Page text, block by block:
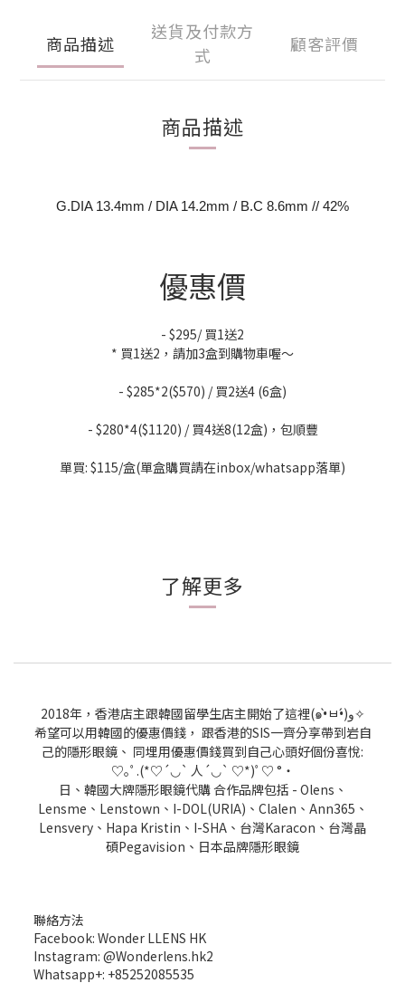
商品描述
送貨及付款方
式
顧客評價
商品描述
G.DIA 13.4mm / DIA 14.2mm / B.C 8.6mm // 42%
優惠價
- $295/ 買1送2
* 買1送2，請加3盒到購物車喔～
- $285*2($570) / 買2送4 (6盒)
- $280*4($1120) / 買4送8(12盒)，包順豐
單買: $115/盒(單盒購買請在inbox/whatsapp落單)
了解更多
2018年，香港店主跟韓國留學生店主開始了這裡(๑•̀ㅂ•́)و✧
希望可以用韓國的優惠價錢， 跟香港的SIS一齊分享帶到岩自
己的隱形眼鏡、 同埋用優惠價錢買到自己心頭好個份喜悅:
♡｡ﾟ.(*♡´◡` 人´◡` ♡*)ﾟ♡ °・
日、韓國大牌隱形眼鏡代購 合作品牌包括 - Olens、
Lensme、Lenstown、I-DOL(URIA)、Clalen、Ann365、
Lensvery、Hapa Kristin、I-SHA、台灣Karacon、台灣晶
碩Pegavision、日本品牌隱形眼鏡
聯絡方法
Facebook: Wonder LLENS HK
Instagram: @Wonderlens.hk2
Whatsapp+: +85252085535